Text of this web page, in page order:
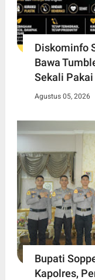
Diskominfo
Bawa
Sekali Pakai
Agustus 05, 2026
Bupati
Kapolres,